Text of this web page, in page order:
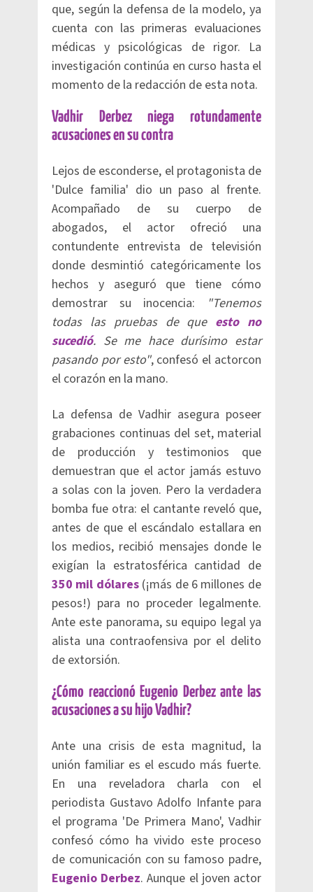
que, según la defensa de la modelo, ya
cuenta con las primeras evaluaciones
médicas y psicológicas de rigor. La
investigación continúa en curso hasta el
momento de la redacción de esta nota.
Vadhir Derbez niega rotundamente
acusaciones en su contra
Lejos de esconderse, el protagonista de
'Dulce familia' dio un paso al frente.
Acompañado de su cuerpo de
abogados, el actor ofreció una
contundente entrevista de televisión
donde desmintió categóricamente los
hechos y aseguró que tiene cómo
demostrar su inocencia:
"Tenemos
todas las pruebas de que esto no
sucedió. Se me hace durísimo estar
pasando por esto", confesó el actorcon
el corazón en la mano.
La defensa de Vadhir asegura poseer
grabaciones continuas del set, material
de producción y testimonios que
demuestran que el actor jamás estuvo
a solas con la joven. Pero la verdadera
bomba fue otra: el cantante reveló que,
antes de que el escándalo estallara en
los medios, recibió mensajes donde le
exigían la estratosférica cantidad de
350 mil dólares(¡más de 6 millones de
pesos!) para no proceder legalmente.
Ante este panorama, su equipo legal ya
alista una contraofensiva por el delito
de extorsión.
¿Cómo reaccionó Eugenio Derbez ante las
acusaciones a su hijo Vadhir?
Ante una crisis de esta magnitud, la
unión familiar es el escudo más fuerte.
En una reveladora charla con el
periodista Gustavo Adolfo Infante para
el programa 'De Primera Mano', Vadhir
confesó cómo ha vivido este proceso
de comunicación con su famoso padre,
Eugenio Derbez. Aunque el joven actor